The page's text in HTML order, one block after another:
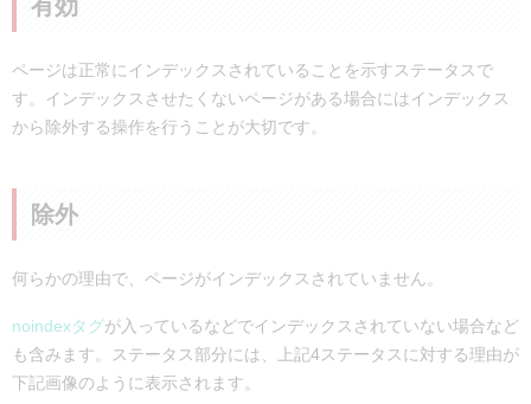
有効
ページは正常にインデックスされていることを示すステータスで
す。インデックスさせたくないページがある場合にはインデックス
から除外する操作を行うことが大切です。
除外
何らかの理由で、ページがインデックスされていません。
noindexタグが入っているなどでインデックスされていない場合など
も含みます。
ステータス部分には、上記4ステータスに対する理由が
下記画像のように表示されます。